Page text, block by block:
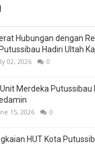
Hubungan dengan
Hadiri Ultah
02, 2026 0
Unit Merdeka Putussibau
15, 2026 0
HUT Kota